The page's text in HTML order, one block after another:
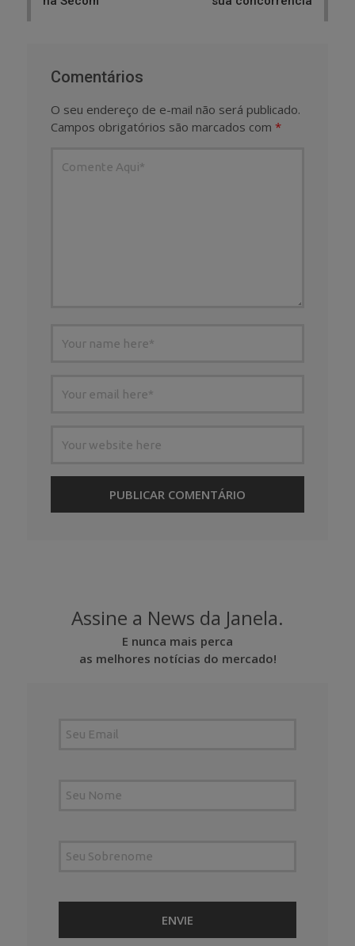
Comentários
O seu endereço de e-mail não será publicado.
Campos obrigatórios são marcados com *
Assine a News da Janela.
E nunca mais perca
as melhores notícias do mercado!